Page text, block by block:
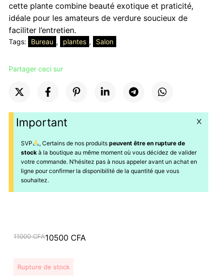
cette plante combine beauté exotique et praticité,
idéale pour les amateurs de verdure soucieux de
faciliter l’entretien.
Tags: Bureau , plantes , Salon
Partager ceci sur
Important
SVP , Certains de nos produits peuvent être en rupture de
stock à la boutique au même moment où vous décidez de valider
votre commande. N’hésitez pas à nous appeler avant un achat en
ligne pour confirmer la disponibilité de la quantité que vous
souhaitez.
11000CFA
Le
initial
10500 CFA
Le
actuel
Rupture de stock